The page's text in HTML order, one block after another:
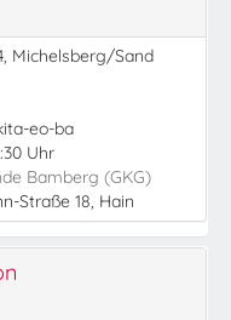
Michelsberg/Sand
eo-ba
Uhr
Bamberg (GKG)
Straße 18, Hain